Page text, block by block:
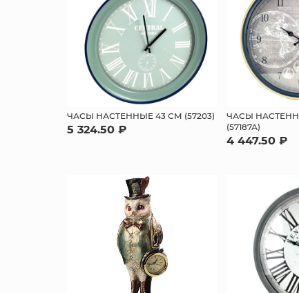
ЧАСЫ НАСТЕННЫЕ 43 СМ (57203)
5 324.50 ₽
ЧАСЫ
(57187А)
4 447.50 ₽